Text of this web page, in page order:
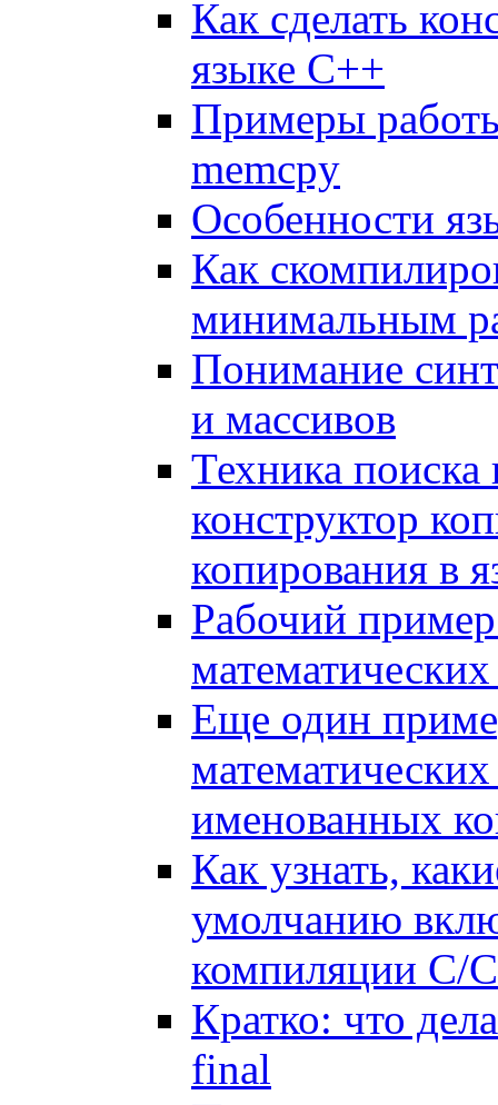
Как сделать
языке C++
Примеры
memcpy
Особенности
Как
минимальным
Понимание
и массивов
Техника
конструктор
копирования в
Рабочий
Еще один
именованных
Как узнать,
умолчанию
компиляции C/
Кратко: что
final